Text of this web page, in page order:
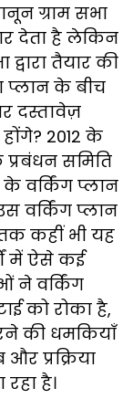
ग्राम सभा
देता है लेकिन
द्वारा तैयार की
प्लान के बीच
दस्तावेज़
2012 के
समिति
वर्किंग प्लान
वर्किंग प्लान
कहीं भी यह
में ऐसे कई
ने वर्किंग
को रोका है,
की धमकियाँ
प्रक्रिया
है।